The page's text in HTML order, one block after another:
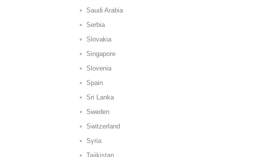
Saudi Arabia
Serbia
Slovakia
Singapore
Slovenia
Spain
Sri Lanka
Sweden
Switzerland
Syria
Tajikistan